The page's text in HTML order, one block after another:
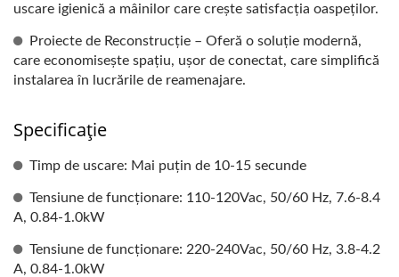
uscare igienică a mâinilor care crește satisfacția oaspeților.
Proiecte de Reconstrucție – Oferă o soluție modernă,
care economisește spațiu, ușor de conectat, care simplifică
instalarea în lucrările de reamenajare.
Specificație
Timp de uscare: Mai puțin de 10-15 secunde
Tensiune de funcționare: 110-120Vac, 50/60 Hz, 7.6-8.4
A, 0.84-1.0kW
Tensiune de funcționare: 220-240Vac, 50/60 Hz, 3.8-4.2
A, 0.84-1.0kW